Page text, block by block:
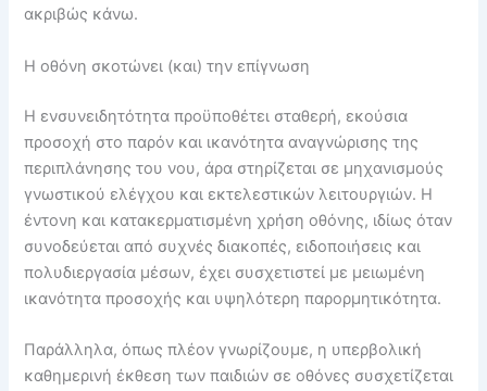
ακριβώς κάνω.
Η οθόνη σκοτώνει (και) την επίγνωση
Η ενσυνειδητότητα προϋποθέτει σταθερή, εκούσια
προσοχή στο παρόν και ικανότητα αναγνώρισης της
περιπλάνησης του νου, άρα στηρίζεται σε μηχανισμούς
γνωστικού ελέγχου και εκτελεστικών λειτουργιών. Η
έντονη και κατακερματισμένη χρήση οθόνης, ιδίως όταν
συνοδεύεται από συχνές διακοπές, ειδοποιήσεις και
πολυδιεργασία μέσων, έχει συσχετιστεί με μειωμένη
ικανότητα προσοχής και υψηλότερη παρορμητικότητα.
Παράλληλα, όπως πλέον γνωρίζουμε, η υπερβολική
καθημερινή έκθεση των παιδιών σε οθόνες συσχετίζεται